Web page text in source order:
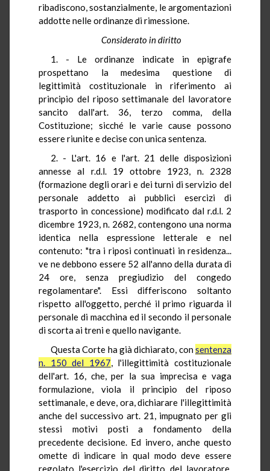
ribadiscono, sostanzialmente, le argomentazioni
addotte nelle ordinanze di rimessione.
Considerato in diritto
1. - Le ordinanze indicate in epigrafe
prospettano la medesima questione di
legittimità costituzionale in riferimento ai
principio del riposo settimanale del lavoratore
sancito dall'art. 36, terzo comma, della
Costituzione; sicché le varie cause possono
essere riunite e decise con unica sentenza.
2. - L'art. 16 e l'art. 21 delle disposizioni
annesse al r.d.l. 19 ottobre 1923, n. 2328
(formazione degli orari e dei turni di servizio del
personale addetto ai pubblici esercizi di
trasporto in concessione) modificato dal r.d.l. 2
dicembre 1923, n. 2682, contengono una norma
identica nella espressione letterale e nel
contenuto: "tra i riposi continuati in residenza...
ve ne debbono essere 52 all'anno della durata di
24 ore, senza pregiudizio del congedo
regolamentare". Essi differiscono soltanto
rispetto all'oggetto, perché il primo riguarda il
personale di macchina ed il secondo il personale
di scorta ai treni e quello navigante.
Questa Corte ha già dichiarato, consentenza
n. 150 del 1967, l'illegittimità costituzionale
dell'art. 16, che, per la sua imprecisa e vaga
formulazione, viola il principio del riposo
settimanale, e deve, ora, dichiarare l'illegittimità
anche del successivo art. 21, impugnato per gli
stessi motivi posti a fondamento della
precedente decisione. Ed invero, anche questo
omette di indicare in qual modo deve essere
regolato l'esercizio del diritto del lavoratore,